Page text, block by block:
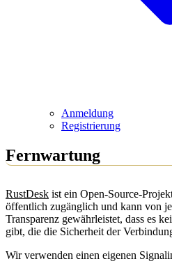
Anmeldung
Registrierung
Fernwartung
RustDesk ist ein Open-Source-
öffentlich zugänglich und kann von
Transparenz gewährleistet, dass es
gibt, die die Sicherheit der
Wir verwenden einen eigenen